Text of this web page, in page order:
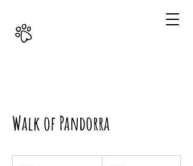
Walk of Pandorra